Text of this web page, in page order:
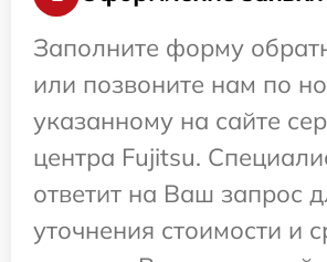
Заполните форму
или позвоните нам по
указанному на сайте
центра Fujitsu.
ответит на Ваш запрос
уточнения стоимости и